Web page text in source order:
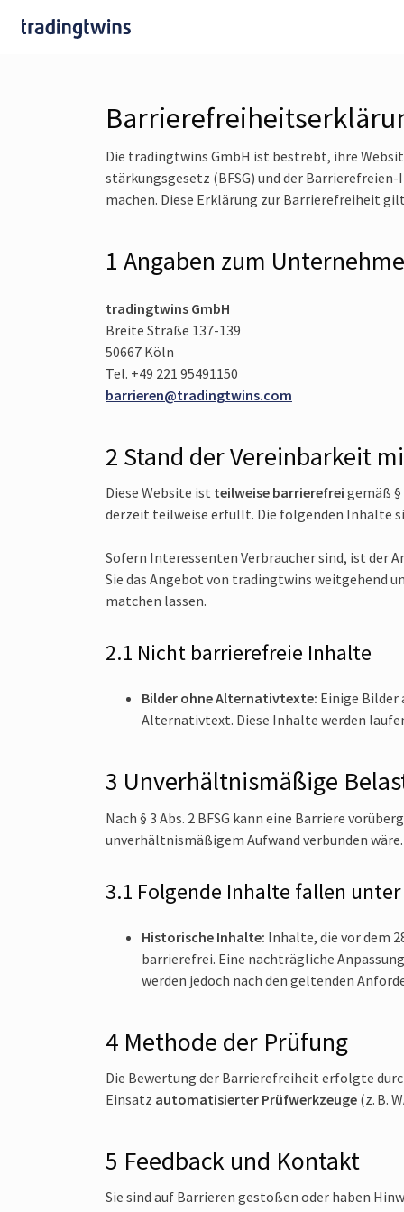
Die tradingtwins GmbH ist bestrebt, ihre
stärkungsgesetz (BFSG) und der
machen. Diese Erklärung zur Barrierefreiheit
1 Angaben zum
tradingtwins GmbH
Breite Straße 137-139
50667 Köln
Tel. +49 221 95491150
barrieren@tradingtwins.com
2 Stand der Vereinbarkeit
Diese Website ist teilweise barrierefrei gemäß §
derzeit teilweise erfüllt. Die folgenden Inhalte
Sofern Interessenten Verbraucher sind, ist der
Sie das Angebot von tradingtwins weitgehend
matchen lassen.
2.1 Nicht barrierefreie Inhalte
Bilder ohne Alternativtexte: Einige Bilder
Alternativtext. Diese Inhalte werden
3 Unverhältnismäßige
Nach § 3 Abs. 2 BFSG kann eine Barriere
unverhältnismäßigem Aufwand verbunden wäre.
3.1 Folgende Inhalte fallen
Historische Inhalte: Inhalte, die vor dem
barrierefrei. Eine nachträgliche
werden jedoch nach den geltenden
4 Methode der Prüfung
Die Bewertung der Barrierefreiheit erfolgte
Einsatz automatisierter Prüfwerkzeuge (z. B.
5 Feedback und Kontakt
Sie sind auf Barrieren gestoßen oder haben